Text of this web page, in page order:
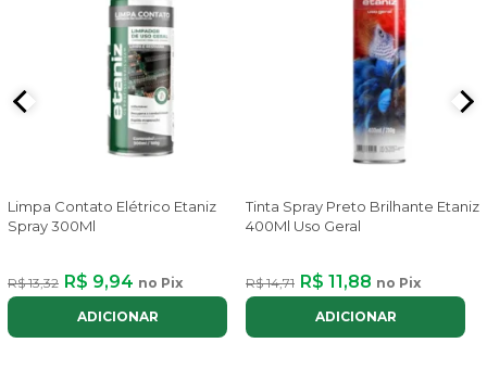
Limpa Contato Elétrico Etaniz
Spray 300Ml
R$ 13,32 R$ 9,94 no Pix
ADICIONAR
Tinta Spray Preto Brilhante Etaniz
400Ml Uso Geral
R$ 14,71 R$ 11,88 no Pix
ADICIONAR